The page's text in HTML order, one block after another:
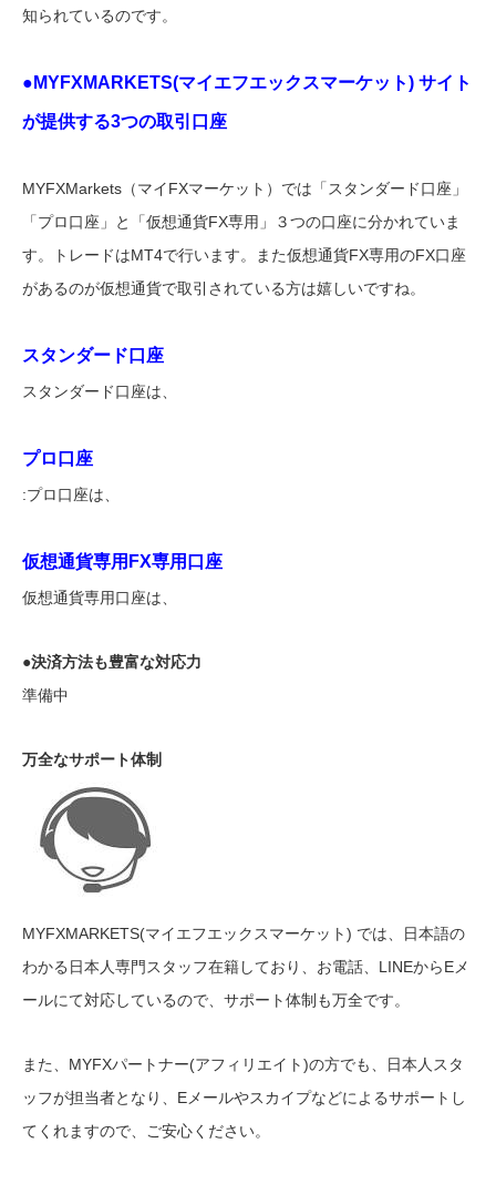
知られているのです。
●MYFXMARKETS(マイエフエックスマーケット) サイト
が提供する3つの取引口座
MYFXMarkets（マイFXマーケット）では「スタンダード口座」
「プロ口座」と「仮想通貨FX専用」３つの口座に分かれていま
す。トレードはMT4で行います。また仮想通貨FX専用のFX口座
があるのが仮想通貨で取引されている方は嬉しいですね。
スタンダード口座
スタンダード口座は、
プロ口座
:プロ口座は、
仮想通貨専用FX専用口座
仮想通貨専用口座は、
●決済方法も豊富な対応力
準備中
万全なサポート体制
MYFXMARKETS(マイエフエックスマーケット) では、日本語の
わかる日本人専門スタッフ在籍しており、お電話、LINEからEメ
ールにて対応しているので、サポート体制も万全です。
また、MYFXパートナー(アフィリエイト)の方でも、日本人スタ
ッフが担当者となり、Eメールやスカイプなどによるサポートし
てくれますので、ご安心ください。